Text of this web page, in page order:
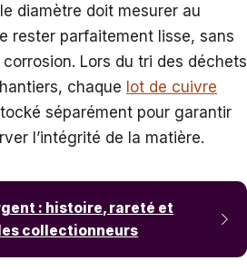
diamètre doit mesurer au
rester parfaitement lisse, sans
Lors du tri des déchets
chaque lot de cuivre
séparément pour garantir
l’intégrité de la matière.
: histoire, rareté et
collectionneurs